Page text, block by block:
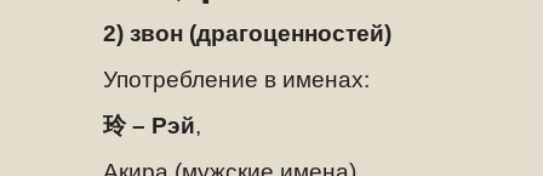
2) звон (драгоценностей)
Употребление в именах:
玲– Рэй,